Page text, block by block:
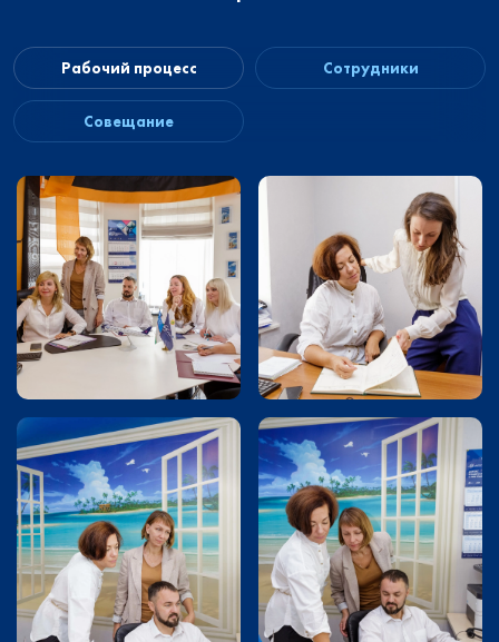
Рабочий процесс Сотрудники
Совещание